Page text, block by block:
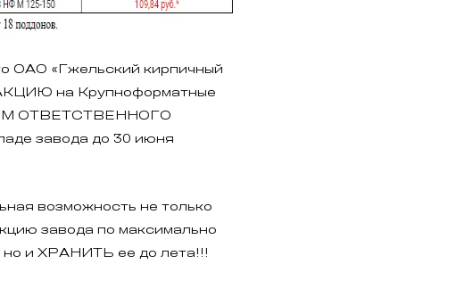
ОАО «Гжельский кирпичный
на Крупноформатные
ОТВЕТСТВЕННОГО
завода до 30 июня
возможность не только
завода по максимально
но и ХРАНИТЬ ее до лета!!!